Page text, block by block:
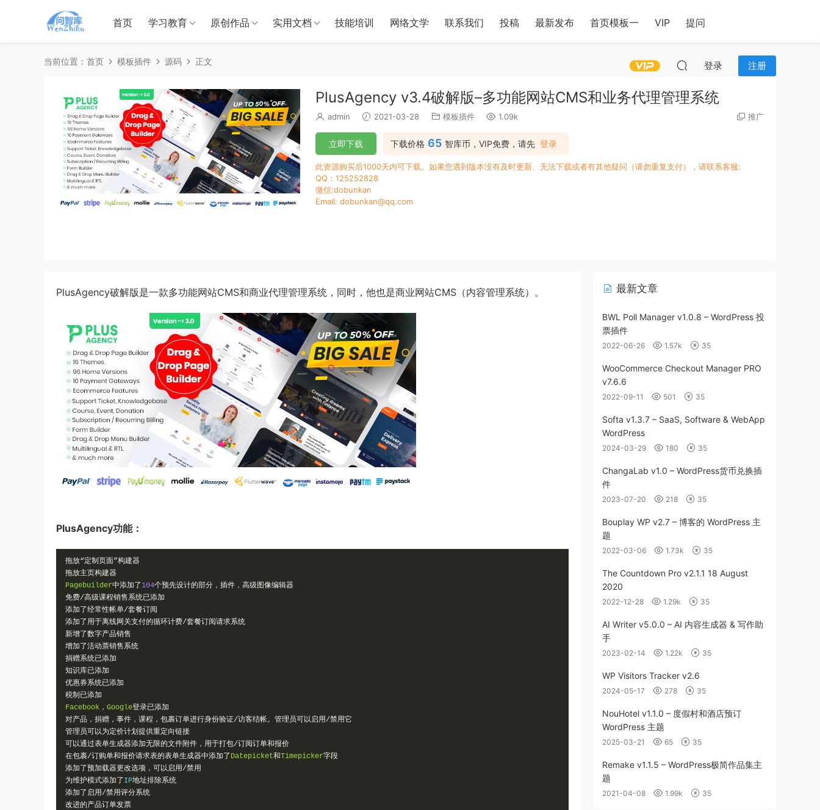
首页 学习教育 原创作品 实用文档 技能培训 网络文学 联系我们 投稿 最新发布 首页模板一 VIP 提问
登录 注册
当前位置： 首页 模板插件 源码 正文
PlusAgency v3.4破解版–多功能网站CMS和业务代理管理系统
admin 2021-03-28 模板插件 1.09k 推广
下载价格 65 智库币，VIP免费，请先 登录
立即下载
此资源购买后1000天内可下载。如果您遇到版本没有及时更新、无法下载或者有其他疑问（请勿重复支付），请联系客服:
QQ：125252828
微信:dobunkan
Email: dobunkan@qq.com
PlusAgency破解版是一款多功能网站CMS和商业代理管理系统，同时，他也是商业网站CMS（内容管理系统）。
PlusAgency功能：
拖放“定制页面”构建器
拖放主页构建器
Pagebuilder中添加了 104个预先设计的部分，插件，高级图像编辑器
免费/高级课程销售系统已添加
添加了经常性帐单/套餐订阅
添加了用于离线网关支付的循环计费/套餐订阅请求系统
新增了数字产品销售
增加了活动票销售系统
捐赠系统已添加
知识库已添加
优惠券系统已添加
税制已添加
Facebook ， Google登录已添加
对产品，捐赠，事件，课程，包裹订单进行身份验证/访客结帐。管理员可以启用/禁用它
管理员可以为定价计划提供重定向链接
可以通过表单生成器添加无限的文件附件，用于打包/订阅订单和报价
在包裹/订购单和报价请求表的表单生成器中添加了 Datepicket和Timepicker字段
添加了预加载器更改选项，可以启用/禁用
为维护模式添加了 IP地址排除系统
添加了启用/禁用评分系统
改进的产品订单发票
最新文章
BWL Poll Manager v1.0.8 – WordPress 投
票插件
2022-06-26 1.57k 35
WooCommerce Checkout Manager PRO
v7.6.6
2022-09-11 501 35
Softa v1.3.7 – SaaS, Software & WebApp
WordPress
2024-03-29 180 35
ChangaLab v1.0 – WordPress货币兑换插
件
2023-07-20 218 35
Bouplay WP v2.7 – 博客的 WordPress 主
题
2022-03-06 1.73k 35
The Countdown Pro v2.1.1 18 August
2020
2022-12-28 1.29k 35
AI Writer v5.0.0 – AI 内容生成器 & 写作助
手
2023-02-14 1.22k 35
WP Visitors Tracker v2.6
2024-05-17 278 35
NouHotel v1.1.0 – 度假村和酒店预订
WordPress 主题
2025-03-21 65 35
Remake v1.1.5 – WordPress极简作品集主
题
2021-04-08 1.99k 35